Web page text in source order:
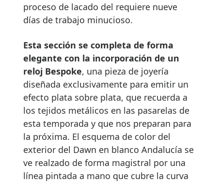
proceso de lacado del requiere nueve
días de trabajo minucioso.
Esta sección se completa de forma
elegante con la incorporación de un
reloj Bespoke, una pieza de joyería
diseñada exclusivamente para emitir un
efecto plata sobre plata, que recuerda a
los tejidos metálicos en las pasarelas de
esta temporada y que nos preparan para
la próxima. El esquema de color del
exterior del Dawn en blanco Andalucía se
ve realzado de forma magistral por una
línea pintada a mano que cubre la curva